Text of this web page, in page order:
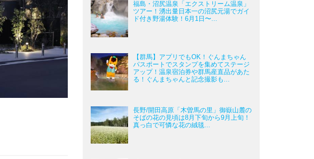
福島・沼尻温泉「エクストリーム温泉」
ツアー！湧出量日本一の沼尻元湯でガイ
ド付き野湯体験！6月1日〜...
【群馬】アプリでもOK！ぐんまちゃん
パスポートでスタンプを集めてステージ
アップ！温泉宿泊券や群馬産直品があた
る！ぐんまちゃんと記念撮影も...
長野/開田高原「木曽馬の里」御嶽山麓の
そばの花の見頃は8月下旬から9月上旬！
真っ白で可憐な花の絨毯...